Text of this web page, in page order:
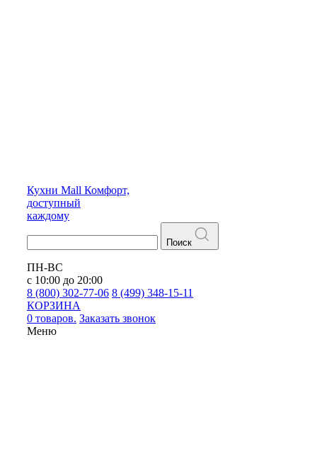
Кухни Mall Комфорт,
доступный
каждому
Поиск
ПН-ВС
с 10:00 до 20:00
8 (800) 302-77-06 8 (499) 348-15-11
КОРЗИНА
0 товаров. Заказать звонок
Меню